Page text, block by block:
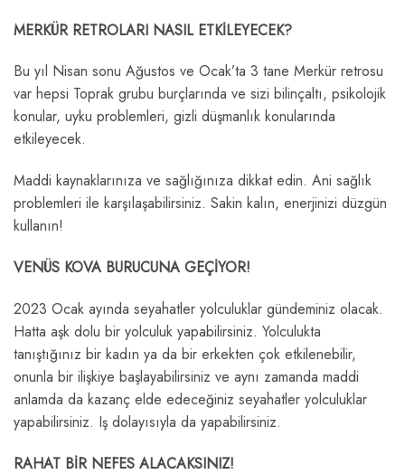
MERKÜR RETROLARI NASIL ETKİLEYECEK?
Bu yıl Nisan sonu Ağustos ve Ocak’ta 3 tane Merkür retrosu
var hepsi Toprak grubu burçlarında ve sizi bilinçaltı, psikolojik
konular, uyku problemleri, gizli düşmanlık konularında
etkileyecek.
Maddi kaynaklarınıza ve sağlığınıza dikkat edin. Ani sağlık
problemleri ile karşılaşabilirsiniz. Sakin kalın, enerjinizi düzgün
kullanın!
VENÜS KOVA BURUCUNA GEÇİYOR!
2023 Ocak ayında seyahatler yolculuklar gündeminiz olacak.
Hatta aşk dolu bir yolculuk yapabilirsiniz. Yolculukta
tanıştığınız bir kadın ya da bir erkekten çok etkilenebilir,
onunla bir ilişkiye başlayabilirsiniz ve aynı zamanda maddi
anlamda da kazanç elde edeceğiniz seyahatler yolculuklar
yapabilirsiniz. Iş dolayısıyla da yapabilirsiniz.
RAHAT BİR NEFES ALACAKSINIZ!